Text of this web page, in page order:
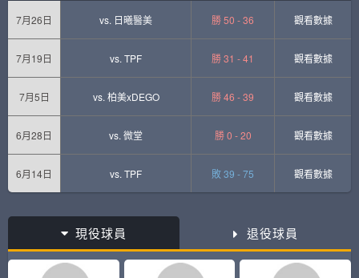
7月26日 vs. 日曦醫美 勝 50 - 36 觀看數據
7月19日 vs. TPF 勝 31 - 41 觀看數據
7月5日 vs. 柏美xDEGO 勝 46 - 39 觀看數據
6月28日 vs. 微堂 勝 0 - 20 觀看數據
6月14日 vs. TPF 敗 39 - 75 觀看數據
現役球員 退役球員